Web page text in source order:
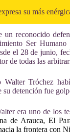
su más
un reconocido
Ser
el 28 de junio,
de todas las
Tróchez
detención fue
era uno de los
de Arauca, El
la frontera con